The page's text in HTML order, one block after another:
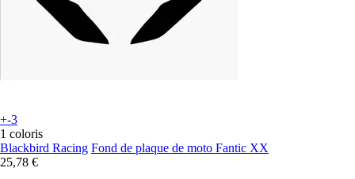
+-3
1 coloris
Blackbird Racing Fond de plaque de moto Fantic XX
25,78 €